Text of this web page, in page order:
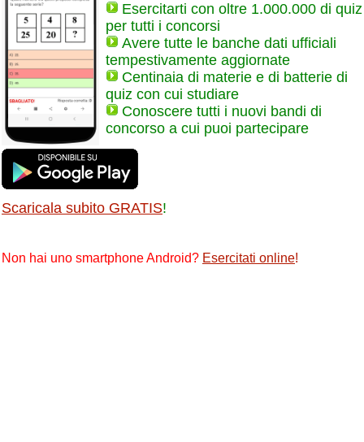
Esercitarti con oltre 1.000.000 di quiz
per tutti i concorsi
Avere tutte le banche dati ufficiali
tempestivamente aggiornate
Centinaia di materie e di batterie di
quiz con cui studiare
Conoscere tutti i nuovi bandi di
concorso a cui puoi partecipare
Scaricala subito GRATIS!
Non hai uno smartphone Android? Esercitati online!